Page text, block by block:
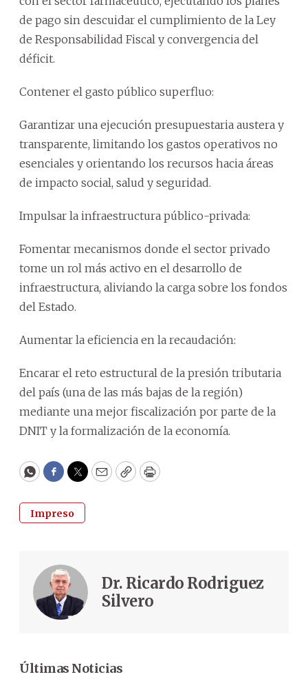
de pago sin descuidar el cumplimiento de la Ley
de Responsabilidad Fiscal y convergencia del
déficit.
Contener el gasto público superfluo:
Garantizar una ejecución presupuestaria austera y
transparente, limitando los gastos operativos no
esenciales y orientando los recursos hacia áreas
de impacto social, salud y seguridad.
Impulsar la infraestructura público-privada:
Fomentar mecanismos donde el sector privado
tome un rol más activo en el desarrollo de
infraestructura, aliviando la carga sobre los fondos
del Estado.
Aumentar la eficiencia en la recaudación:
Encarar el reto estructural de la presión tributaria
del país (una de las más bajas de la región)
mediante una mejor fiscalización por parte de la
DNIT y la formalización de la economía.
WhatsApp
Facebook
Twitter
EmailCopyPrint
Impreso
Dr. Ricardo Rodriguez
Silvero
Últimas Noticias